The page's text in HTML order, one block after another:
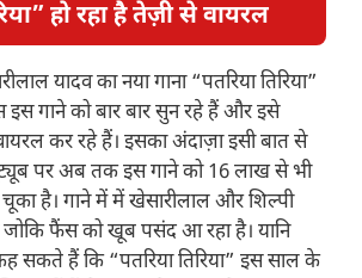
हो रहा है तेज़ी से वायरल
यादव का नया गाना “पतरिया तिरिया”
इस गाने को बार बार सुन रहे हैं और इसे
कर रहे हैं। इसका अंदाज़ा इसी बात से
पर अब तक इस गाने को 16 लाख से भी
चूका है। गाने में में खेसारीलाल और शिल्पी
फैंस को खूब पसंद आ रहा है। यानि
सकते हैं कि “पतरिया तिरिया” इस साल के